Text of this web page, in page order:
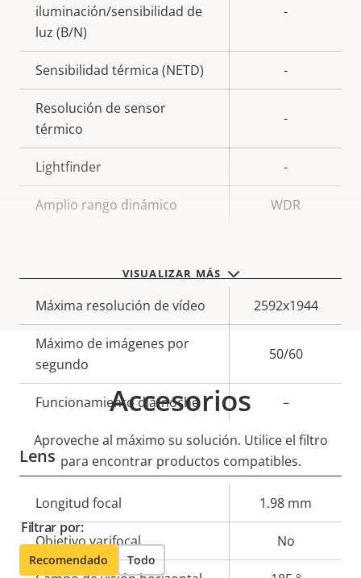
VISUALIZAR MÁS
iluminación/sensibilidad de
luz (B/N)
-
Sensibilidad térmica (NETD) -
Resolución de sensor
térmico
-
Lightfinder -
Amplio rango dinámico WDR
Descripción
de
propiedad
Valor de
la
propiedad
Máxima resolución de vídeo 2592x1944
Máximo de imágenes por
segundo
50/60
Funcionamiento día/noche –
Lens
Descripción
de
propiedad
la
propiedad
Longitud focal 1.98 mm
Objetivo varifocal No
Accesorios
Aproveche al máximo su solución. Utilice el filtro
para encontrar productos compatibles.
Filtrar por:
Recomendado Todo